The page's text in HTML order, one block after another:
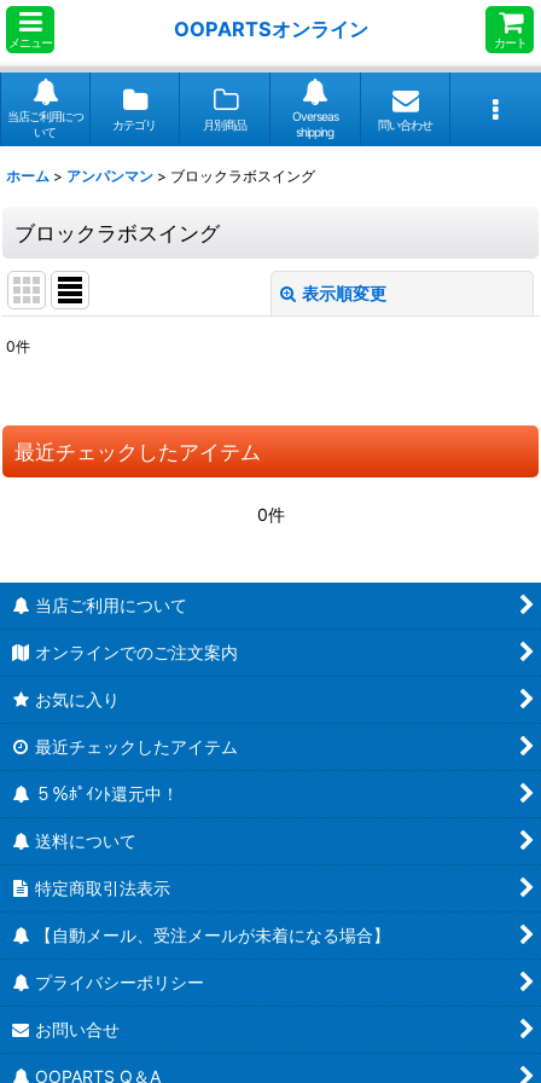
メニュー
OOPARTSオンライン
カート
当店ご利用につ
いて
カテゴリ 月別商品
Overseas
shipping
問い合わせ
ホーム > アンパンマン > ブロックラボスイング
ブロックラボスイング
表示順変更
並び順:
0件
最近チェックしたアイテム
0件
当店ご利用について
オンラインでのご注文案内
お気に入り
最近チェックしたアイテム
５％ﾎﾟｲﾝﾄ還元中！
送料について
特定商取引法表示
【自動メール、受注メールが未着になる場合】
プライバシーポリシー
お問い合せ
OOPARTS Q＆A